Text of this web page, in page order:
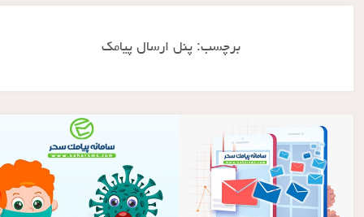
برچسب:پنل ارسال پیامک